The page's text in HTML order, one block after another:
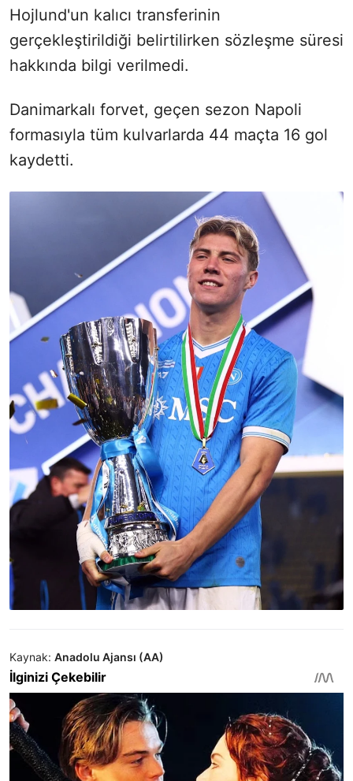
Hojlund'un kalıcı transferinin
gerçekleştirildiği belirtilirken sözleşme süresi
hakkında bilgi verilmedi.
Danimarkalı forvet, geçen sezon Napoli
formasıyla tüm kulvarlarda 44 maçta 16 gol
kaydetti.
Kaynak: Anadolu Ajansı (AA)